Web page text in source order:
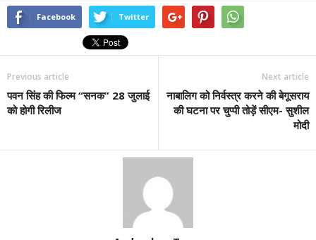
Facebook Twitter
Previous article
पवन सिंह की फिल्म “सनक” 28 जुलाई
को होगी रिलीज
Next article
नाबालिग को निर्वस्त्र करने की बेगूसराय
की घटना पर चुप्पी तोड़ें सीएम- सुशील
मोदी